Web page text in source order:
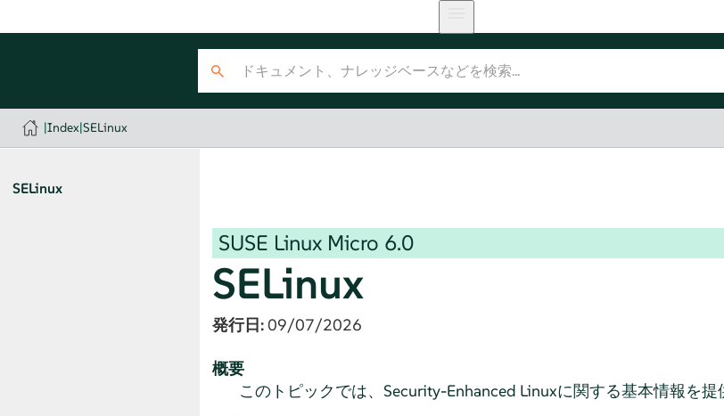
|Index|SELinux
SELinux
SUSE Linux Micro 6.0
SELinux
発行日:09/07/2026
概要
このトピックでは、Security-Enhanced Linuxに関する基本情報を提